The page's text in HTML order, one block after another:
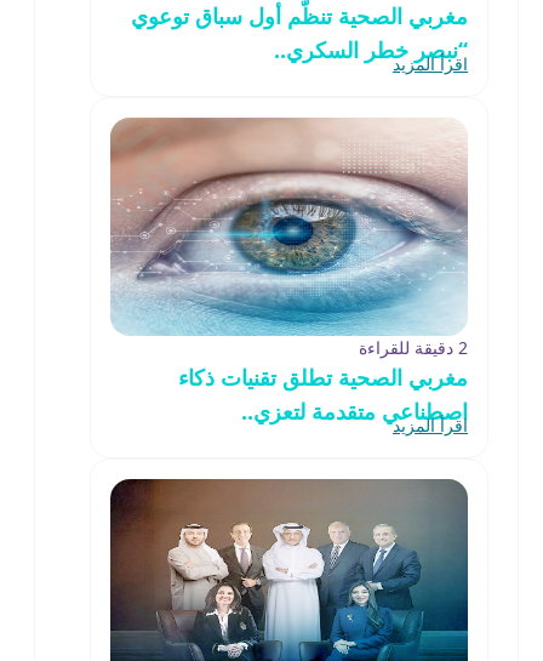
مغربي الصحية تنظّم أول سباق توعوي
“نبصر خطر السكري..
اقرأ المزيد
2 دقيقة للقراءة
مغربي الصحية تطلق تقنيات ذكاء
اصطناعي متقدمة لتعزي..
اقرأ المزيد